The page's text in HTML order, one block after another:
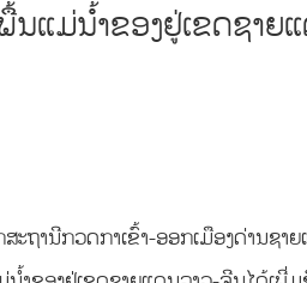
ນແມ່ນໍ້າຂອງຢູ່ເຂດຊາຍ
ຖານີກວດກາເຂົ້າ-ອອກເມືອງດ່ານຊາ